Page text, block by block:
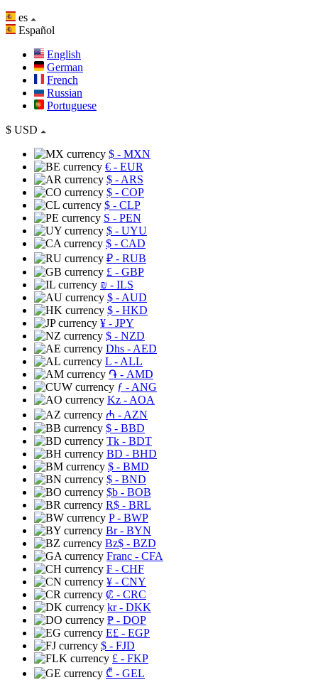
es
Español
English
German
French
Russian
Portuguese
$ USD
$ - MXN
€ - EUR
$ - ARS
$ - COP
$ - CLP
S - PEN
$ - UYU
$ - CAD
₽ - RUB
£ - GBP
₪ - ILS
$ - AUD
$ - HKD
¥ - JPY
$ - NZD
Dhs - AED
L - ALL
֏ - AMD
ƒ - ANG
Kz - AOA
₼ - AZN
$ - BBD
Tk - BDT
BD - BHD
$ - BMD
$ - BND
$b - BOB
R$ - BRL
P- BWP
Br- BYN
Bz$ - BZD
Franc - CFA
₣ - CHF
¥ - CNY
₡ - CRC
kr- DKK
₱ - DOP
E£ - EGP
$ - FJD
£ - FKP
₾ - GEL